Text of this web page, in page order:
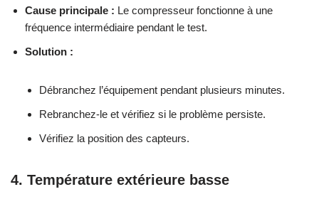
Cause principale : Le compresseur fonctionne à une
fréquence intermédiaire pendant le test.
Solution :
Débranchez l’équipement pendant plusieurs minutes.
Rebranchez-le et vérifiez si le problème persiste.
Vérifiez la position des capteurs.
4. Température extérieure basse